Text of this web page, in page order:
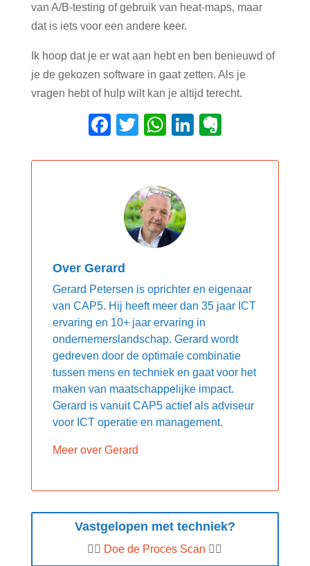
van A/B-testing of gebruik van heat-maps, maar
dat is iets voor een andere keer.
Ik hoop dat je er wat aan hebt en ben benieuwd of
je de gekozen software in gaat zetten. Als je
vragen hebt of hulp wilt kan je altijd terecht.
Facebook
TwitterWhatsApp
LinkedIn
Over Gerard
Gerard Petersen is oprichter en eigenaar
van CAP5. Hij heeft meer dan 35 jaar ICT
ervaring en 10+ jaar ervaring in
ondernemerslandschap. Gerard wordt
gedreven door de optimale combinatie
tussen mens en techniek en gaat voor het
maken van maatschappelijke impact.
Gerard is vanuit CAP5 actief als adviseur
voor ICT operatie en management.
Meer over Gerard
Vastgelopen met techniek?
👉🏼 Doe de Proces Scan 👈🏼